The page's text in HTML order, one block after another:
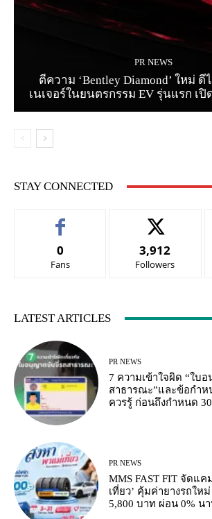
PR NEWS
ตีความ ‘Bentley Diamond’ ใหม่
เนเจอร์ในยนตรกรรม EV รุ่นแรก เ
STAY CONNECTED
0
Fans
3,912
Followers
LATEST ARTICLES
PR NEWS
7 ความเข้าใจผิด “ใบ
สาธารณะ”และข้อกำ
ควรรู้ ก่อนถึงกำหนด
PR NEWS
MMS FAST FIT จัดแ
เที่ยว’ คุ้มค่ายางรถให
5,800 บาท ผ่อน 0% น